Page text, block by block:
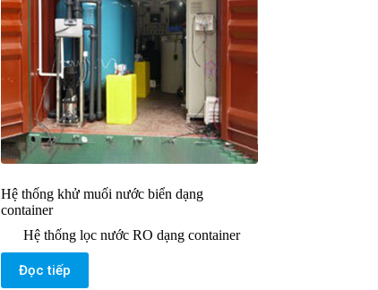
Hệ thống khử muối nước biển dạng
container
Hệ thống lọc nước RO dạng container
Đọc tiếp